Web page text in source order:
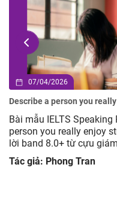
02/04/2026
Describe an
Bài mẫu IELTS
advertisement you
trả lời band 8.0+ từ cựu
giúp luyện tập hiệu quả.
Tác giả: Phong Tran